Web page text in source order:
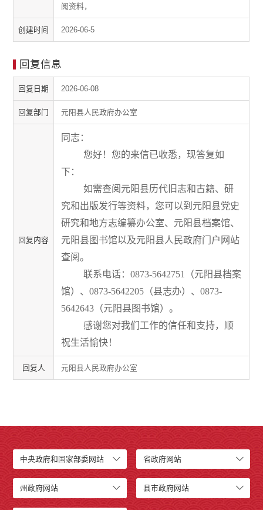
阅资料，
创建时间 2026-06-5
回复信息
回复日期 2026-06-08
回复部门 元阳县人民政府办公室
回复内容
同志：
您好！您的来信已收悉，现答复如
下：
如需查阅元阳县历代旧志和古籍、研
究和出版发行等资料，您可以到 元阳县党史
研究和地方志编纂办公室、元阳县档案馆、
元阳县图书馆以及元阳县人民政府门户网站
查阅。
联系电话： 0873-5642751 （元阳县档案
馆）、0873-5642205 （县志办）、0873-
5642643 （元阳县 图书馆）。
感谢您对我们工作的信任和支持，顺
祝生活愉快！
回复人 元阳县人民政府办公室
中央政府和国家部委网站 省政府网站
州政府网站 县市政府网站